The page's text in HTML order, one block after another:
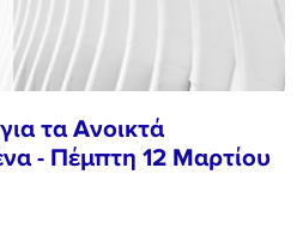
τα Ανοικτά
- Πέμπτη 12 Μαρτίου